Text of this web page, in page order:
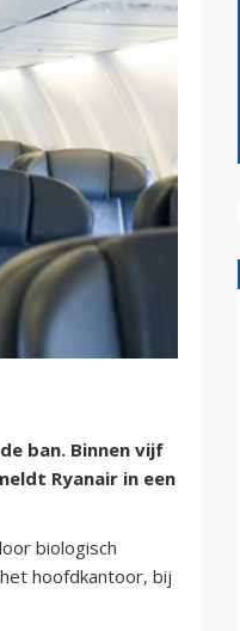
ban. Binnen vijf
Ryanair in een
biologisch
hoofdkantoor, bij